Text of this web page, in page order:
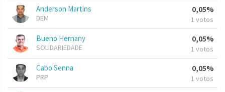
Anderson Martins
DEM
0,05%
1 votos
Bueno Hernany
SOLIDARIEDADE
0,05%
1 votos
Cabo Senna
PRP
0,05%
1 votos